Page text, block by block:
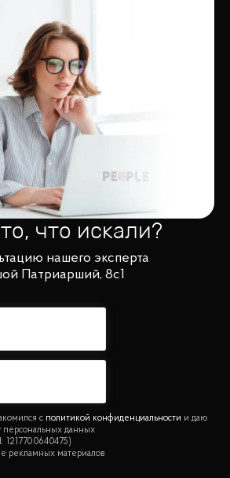
что искали?
нашего эксперта
Патриарший, 8с1
политикой конфиденциальности